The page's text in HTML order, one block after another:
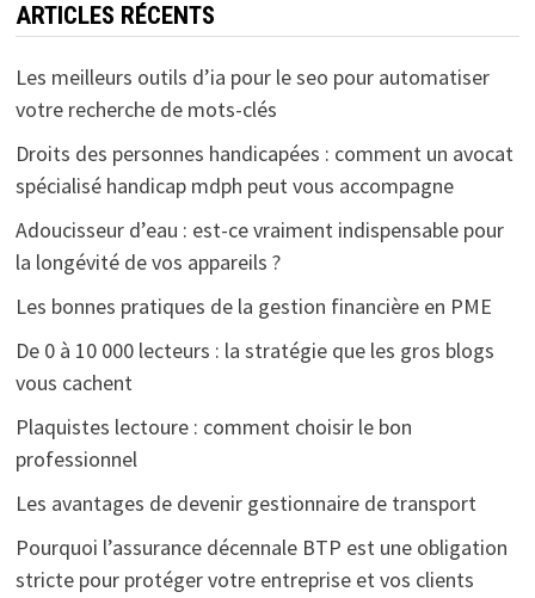
ARTICLES RÉCENTS
Les meilleurs outils d’ia pour le seo pour automatiser
votre recherche de mots-clés
Droits des personnes handicapées : comment un avocat
spécialisé handicap mdph peut vous accompagne
Adoucisseur d’eau : est-ce vraiment indispensable pour
la longévité de vos appareils ?
Les bonnes pratiques de la gestion financière en PME
De 0 à 10 000 lecteurs : la stratégie que les gros blogs
vous cachent
Plaquistes lectoure : comment choisir le bon
professionnel
Les avantages de devenir gestionnaire de transport
Pourquoi l’assurance décennale BTP est une obligation
stricte pour protéger votre entreprise et vos clients